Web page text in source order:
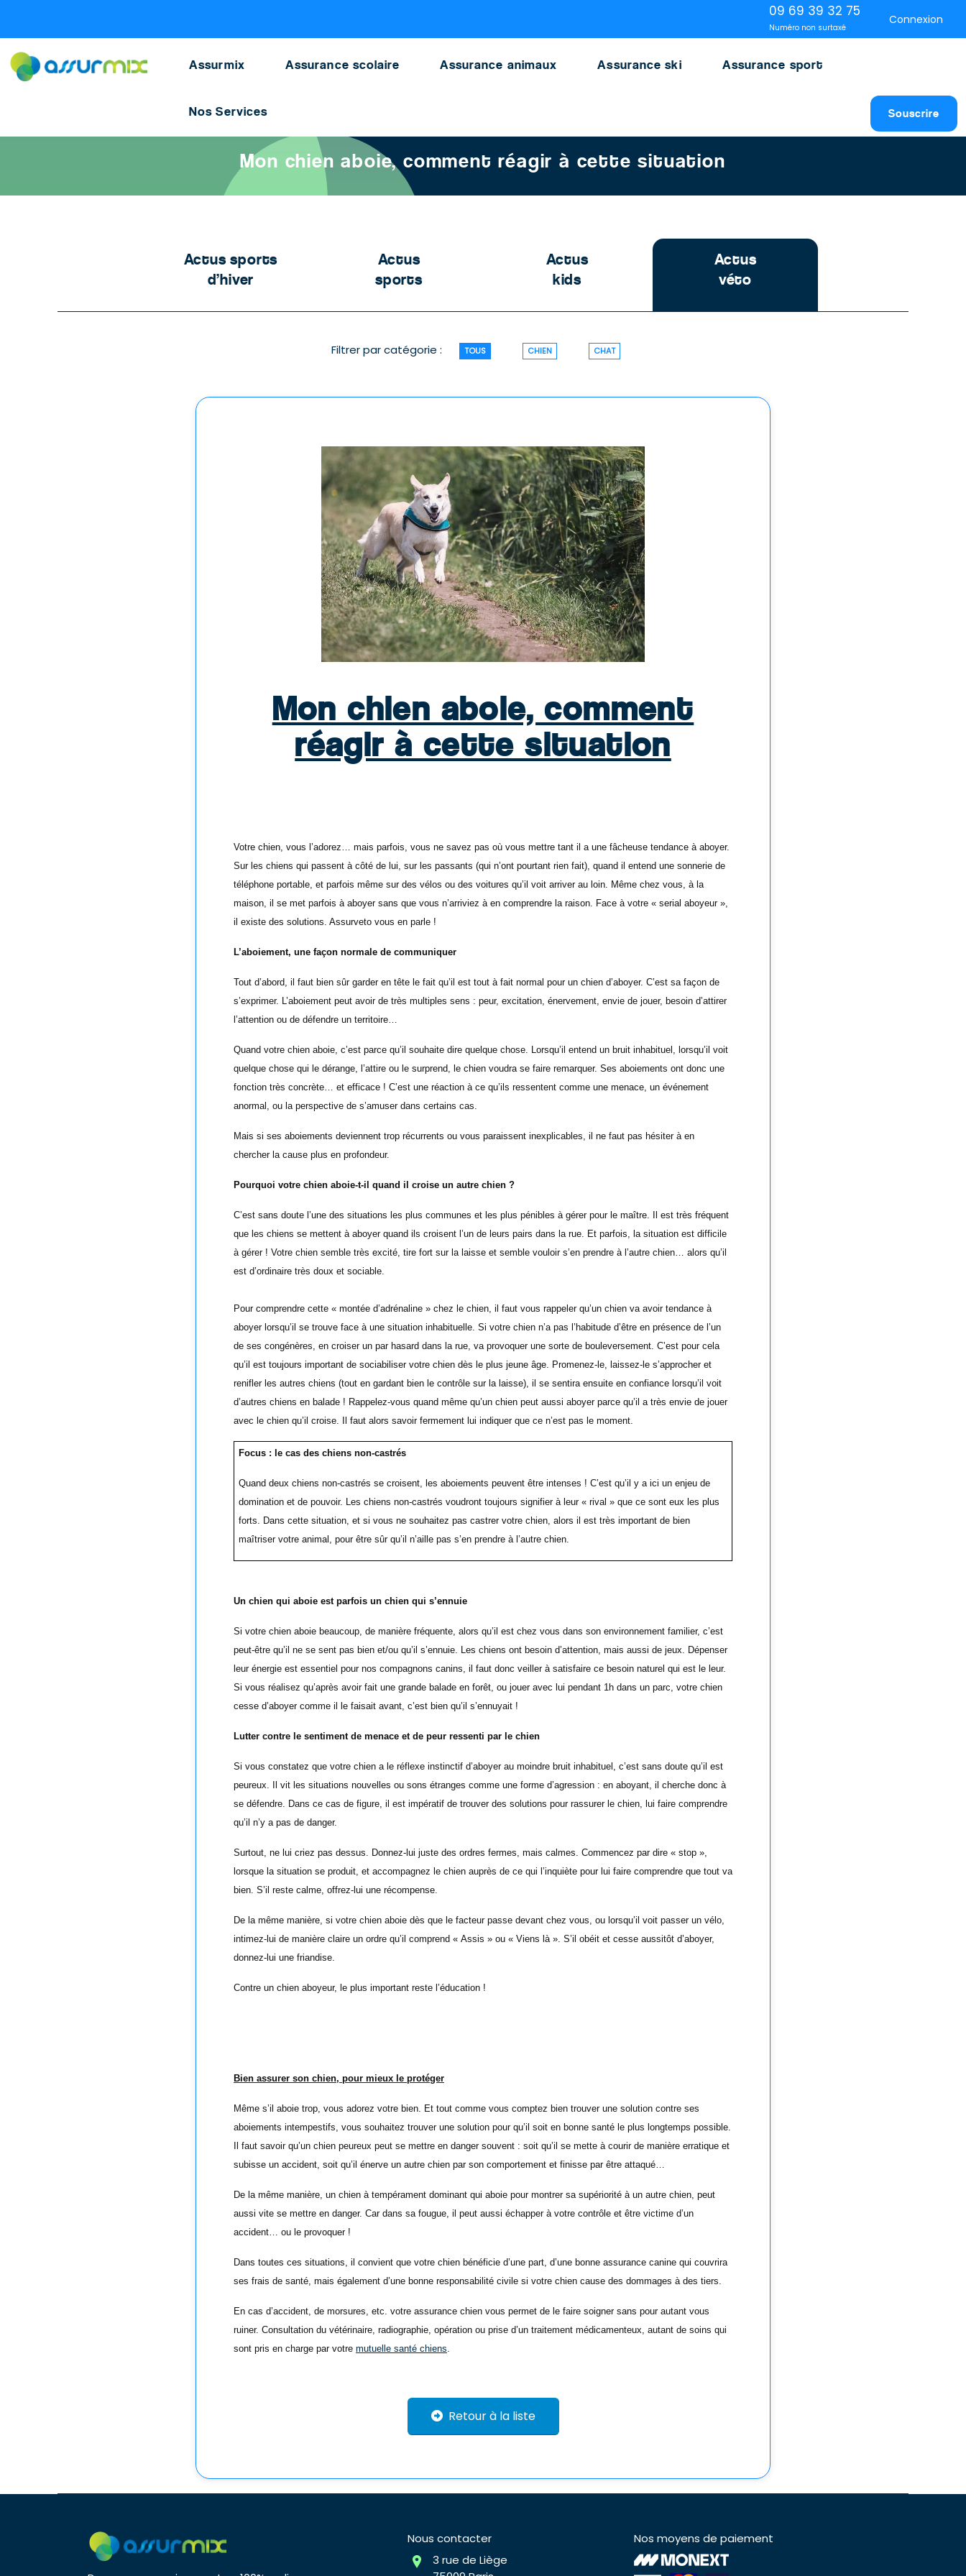
Connexion
09 69 39 32 75
Numéro non surtaxé
Assurmix Assurance scolaire Assurance animaux Assurance ski Assurance sport
Nos Services Souscrire
Mon chien aboie, comment réagir à cette situation
Actus sports
d’hiver
Actus
sports
Actus
kids
Actus
véto
Filtrer par catégorie : TOUS CHIEN CHAT
Mon chien aboie, comment
réagir à cette situation
Votre chien, vous l’adorez… mais parfois, vous ne savez pas où vous mettre tant il a une fâcheuse tendance à aboyer.
Sur les chiens qui passent à côté de lui, sur les passants (qui n’ont pourtant rien fait), quand il entend une sonnerie de
téléphone portable, et parfois même sur des vélos ou des voitures qu’il voit arriver au loin. Même chez vous, à la
maison, il se met parfois à aboyer sans que vous n’arriviez à en comprendre la raison. Face à votre « serial aboyeur »,
il existe des solutions. Assurveto vous en parle !
L’aboiement, une façon normale de communiquer
Tout d’abord, il faut bien sûr garder en tête le fait qu’il est tout à fait normal pour un chien d’aboyer. C’est sa façon de
s’exprimer. L’aboiement peut avoir de très multiples sens : peur, excitation, énervement, envie de jouer, besoin d’attirer
l’attention ou de défendre un territoire…
Quand votre chien aboie, c’est parce qu’il souhaite dire quelque chose. Lorsqu’il entend un bruit inhabituel, lorsqu’il voit
quelque chose qui le dérange, l’attire ou le surprend, le chien voudra se faire remarquer. Ses aboiements ont donc une
fonction très concrète… et efficace ! C’est une réaction à ce qu’ils ressentent comme une menace, un événement
anormal, ou la perspective de s’amuser dans certains cas.
Mais si ses aboiements deviennent trop récurrents ou vous paraissent inexplicables, il ne faut pas hésiter à en
chercher la cause plus en profondeur.
Pourquoi votre chien aboie-t-il quand il croise un autre chien ?
C’est sans doute l’une des situations les plus communes et les plus pénibles à gérer pour le maître. Il est très fréquent
que les chiens se mettent à aboyer quand ils croisent l’un de leurs pairs dans la rue. Et parfois, la situation est difficile
à gérer ! Votre chien semble très excité, tire fort sur la laisse et semble vouloir s’en prendre à l’autre chien… alors qu’il
est d’ordinaire très doux et sociable.
Pour comprendre cette « montée d’adrénaline » chez le chien, il faut vous rappeler qu’un chien va avoir tendance à
aboyer lorsqu’il se trouve face à une situation inhabituelle. Si votre chien n’a pas l’habitude d’être en présence de l’un
de ses congénères, en croiser un par hasard dans la rue, va provoquer une sorte de bouleversement. C’est pour cela
qu’il est toujours important de sociabiliser votre chien dès le plus jeune âge. Promenez-le, laissez-le s’approcher et
renifler les autres chiens (tout en gardant bien le contrôle sur la laisse), il se sentira ensuite en confiance lorsqu’il voit
d’autres chiens en balade ! Rappelez-vous quand même qu’un chien peut aussi aboyer parce qu’il a très envie de jouer
avec le chien qu’il croise. Il faut alors savoir fermement lui indiquer que ce n’est pas le moment.
Focus : le cas des chiens non-castrés
Quand deux chiens non-castrés se croisent, les aboiements peuvent être intenses ! C’est qu’il y a ici un enjeu de
domination et de pouvoir. Les chiens non-castrés voudront toujours signifier à leur « rival » que ce sont eux les plus
forts. Dans cette situation, et si vous ne souhaitez pas castrer votre chien, alors il est très important de bien
maîtriser votre animal, pour être sûr qu’il n’aille pas s’en prendre à l’autre chien.
Un chien qui aboie est parfois un chien qui s’ennuie
Si votre chien aboie beaucoup, de manière fréquente, alors qu’il est chez vous dans son environnement familier, c’est
peut-être qu’il ne se sent pas bien et/ou qu’il s’ennuie. Les chiens ont besoin d’attention, mais aussi de jeux. Dépenser
leur énergie est essentiel pour nos compagnons canins, il faut donc veiller à satisfaire ce besoin naturel qui est le leur.
Si vous réalisez qu’après avoir fait une grande balade en forêt, ou jouer avec lui pendant 1h dans un parc, votre chien
cesse d’aboyer comme il le faisait avant, c’est bien qu’il s’ennuyait !
Lutter contre le sentiment de menace et de peur ressenti par le chien
Si vous constatez que votre chien a le réflexe instinctif d’aboyer au moindre bruit inhabituel, c’est sans doute qu’il est
peureux. Il vit les situations nouvelles ou sons étranges comme une forme d’agression : en aboyant, il cherche donc à
se défendre. Dans ce cas de figure, il est impératif de trouver des solutions pour rassurer le chien, lui faire comprendre
qu’il n’y a pas de danger.
Surtout, ne lui criez pas dessus. Donnez-lui juste des ordres fermes, mais calmes. Commencez par dire « stop »,
lorsque la situation se produit, et accompagnez le chien auprès de ce qui l’inquiète pour lui faire comprendre que tout va
bien. S’il reste calme, offrez-lui une récompense.
De la même manière, si votre chien aboie dès que le facteur passe devant chez vous, ou lorsqu’il voit passer un vélo,
intimez-lui de manière claire un ordre qu’il comprend « Assis » ou « Viens là ». S’il obéit et cesse aussitôt d’aboyer,
donnez-lui une friandise.
Contre un chien aboyeur, le plus important reste l’éducation !
Bien assurer son chien, pour mieux le protéger
Même s’il aboie trop, vous adorez votre bien. Et tout comme vous comptez bien trouver une solution contre ses
aboiements intempestifs, vous souhaitez trouver une solution pour qu’il soit en bonne santé le plus longtemps possible.
Il faut savoir qu’un chien peureux peut se mettre en danger souvent : soit qu’il se mette à courir de manière erratique et
subisse un accident, soit qu’il énerve un autre chien par son comportement et finisse par être attaqué…
De la même manière, un chien à tempérament dominant qui aboie pour montrer sa supériorité à un autre chien, peut
aussi vite se mettre en danger. Car dans sa fougue, il peut aussi échapper à votre contrôle et être victime d’un
accident… ou le provoquer !
Dans toutes ces situations, il convient que votre chien bénéficie d’une part, d’une bonne assurance canine qui couvrira
ses frais de santé, mais également d’une bonne responsabilité civile si votre chien cause des dommages à des tiers.
En cas d’accident, de morsures, etc. votre assurance chien vous permet de le faire soigner sans pour autant vous
ruiner. Consultation du vétérinaire, radiographie, opération ou prise d’un traitement médicamenteux, autant de soins qui
sont pris en charge par votre mutuelle santé chiens.
Retour à la liste
Nous contacter
3 rue de Liège
Nos moyens de paiement